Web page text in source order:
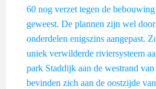
60 nog verzet tegen de
geweest. De plannen zijn wel
onderdelen enigszins aangepast.
uniek verwilderde riviersysteem
park Staddijk aan de westrand
bevinden zich aan de oostzijde